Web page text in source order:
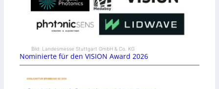
Bild: Landesmesse Stuttgart GmbH & Co. KG
Nominierte für den VISION Award 2026